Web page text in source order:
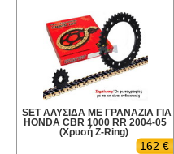
SET ΑΛΥΣΙΔΑ ΜΕ ΓΡΑΝΑΖΙΑ ΓΙΑ
HONDA CBR 1000 RR 2004-05
(Χρυσή Z-Ring)
162 €